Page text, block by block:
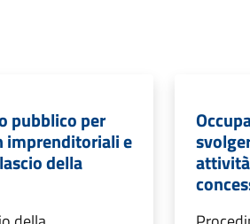
pubblico per
imprenditoriali e
della